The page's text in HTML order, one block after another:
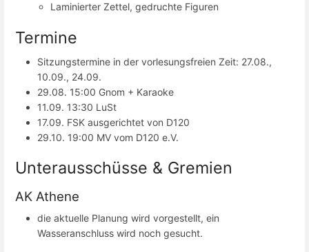
Laminierter Zettel, gedruchte Figuren
Termine
Sitzungstermine in der vorlesungsfreien Zeit: 27.08.,
10.09., 24.09.
29.08. 15:00 Gnom + Karaoke
11.09. 13:30 LuSt
17.09. FSK ausgerichtet von D120
29.10. 19:00 MV vom D120 e.V.
Unterausschüsse & Gremien
AK Athene
die aktuelle Planung wird vorgestellt, ein
Wasseranschluss wird noch gesucht.